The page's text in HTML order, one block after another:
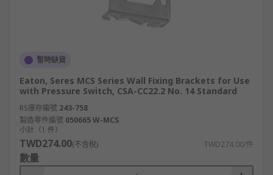
暫時缺貨
Eaton, Seres MCS Series Wall Fixing Brackets for Use
with Pressure Switch, CSA-CC22.2 No. 14 Standard
RS庫存編號 243-758
製造零件編號 050665 W-MCS
小計（1 件）
TWD274.00(不含稅) TWD274.00/件
數量